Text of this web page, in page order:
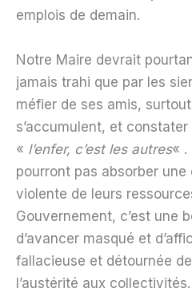
emplois de demain.
Notre Maire devrait
jamais trahi que par les
méfier de ses amis,
s’accumulent, et
« l’enfer, c’est les autres« .
pourront pas absorber
violente de leurs
Gouvernement, c’est une
d’avancer masqué et
fallacieuse et détournée
l’austérité aux collectivités.